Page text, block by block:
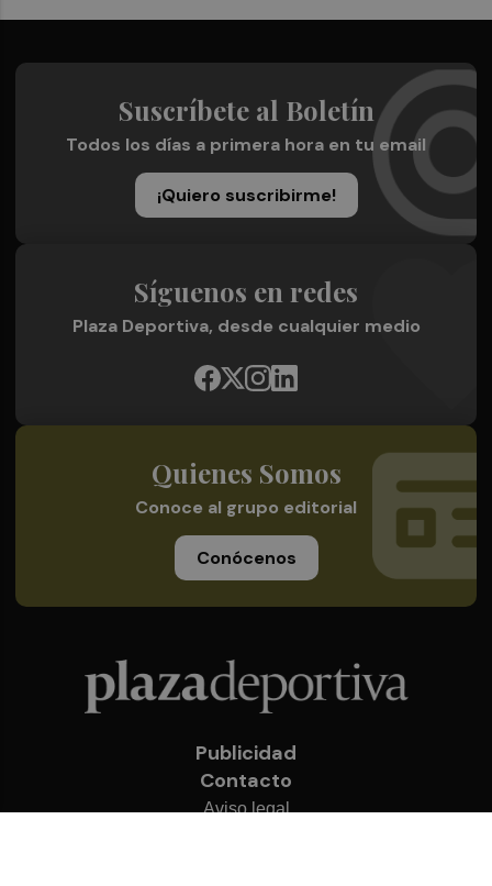
Suscríbete al Boletín
Todos los días a primera hora en tu email
¡Quiero suscribirme!
Síguenos en redes
Plaza Deportiva, desde cualquier medio
Quienes Somos
Conoce al grupo editorial
Conócenos
Publicidad
Contacto
Aviso legal